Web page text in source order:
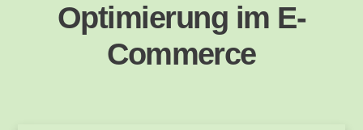
Optimierung im E-
Commerce